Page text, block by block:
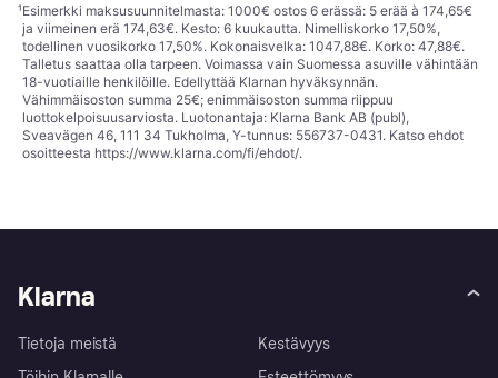
¹Esimerkki maksusuunnitelmasta: 1000€ ostos 6 erässä: 5 erää à 174,65€
ja viimeinen erä 174,63€. Kesto: 6 kuukautta. Nimelliskorko 17,50%,
todellinen vuosikorko 17,50%. Kokonaisvelka: 1047,88€. Korko: 47,88€.
Talletus saattaa olla tarpeen. Voimassa vain Suomessa asuville vähintään
18-vuotiaille henkilöille. Edellyttää Klarnan hyväksynnän.
Vähimmäisoston summa 25€; enimmäisoston summa riippuu
luottokelpoisuusarviosta. Luotonantaja: Klarna Bank AB (publ),
Sveavägen 46, 111 34 Tukholma, Y-tunnus: 556737-0431. Katso ehdot
osoitteesta https://www.klarna.com/fi/ehdot/.
Klarna
Tietoja meistä
Kestävyys